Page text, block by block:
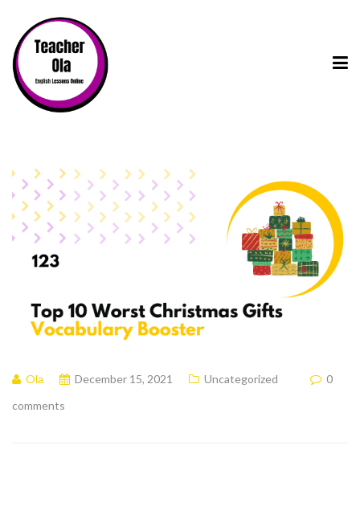
Ola December 15, 2021 Uncategorized
0
comments